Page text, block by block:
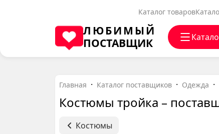
Каталог товаров
ЛЮБИМЫЙ
ПОСТАВЩИК
Главная Каталог поставщиков Одежда
Костюмы тройка –
Костюмы